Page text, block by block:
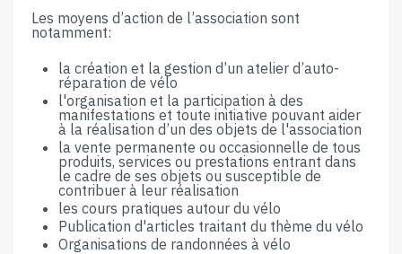
Les​ ​moyens​ ​d’action​ ​de​ ​l’association​ ​sont​ ​
notamment:
la​ ​création​ ​et​ ​la​ ​gestion​ ​d’un​ ​atelier​ ​d’auto-
réparation​ ​de​ ​vélo
l'organisation​ ​et​ ​la​ ​participation​ ​à​ ​des​ ​
manifestations​ ​et​ ​toute​ ​initiative​ ​pouvant​ ​aider​ ​
à​ ​la réalisation​ ​d’un​ ​des​ ​objets​ ​de​ ​l'association
la​ ​vente​ ​permanente​ ​ou​ ​occasionnelle​ ​de​ ​tous​ ​
produits,​ ​services​ ​ou​ ​prestations​ ​entrant​ ​dans
le​ ​cadre​ ​de​ ​ses​ ​objets​ ​ou​ ​susceptible​ ​de​ ​
contribuer​ ​à​ ​leur​ ​réalisation
les​ ​cours​ ​pratiques​ ​autour​ ​du​ ​vélo
Publication​ ​d'articles​ ​traitant​ ​du​ ​thème​ ​du​ ​vélo
Organisations​ ​de​ ​randonnées​ ​à​ ​vélo